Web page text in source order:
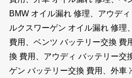
BMW オイル漏れ 修理、アウデ
ルクスワーゲン オイル漏れ 修理
費用、ベンツ バッテリー交換 費
換 費用、アウディ バッテリー交
ゲン バッテリー交換 費用、外車